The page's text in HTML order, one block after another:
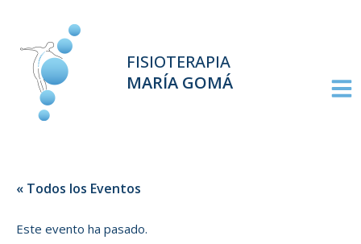
FISIOTERAPIA
MARÍA GOMÁ
« Todos los Eventos
Este evento ha pasado.